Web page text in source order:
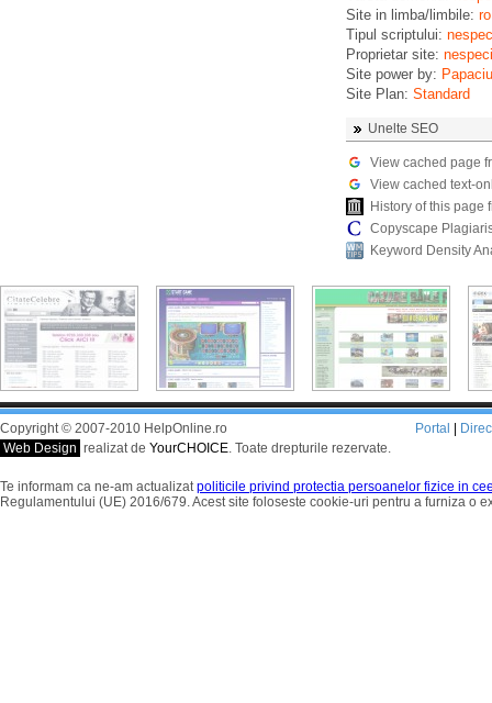
Site in limba/limbile: ro
Tipul scriptului:
Proprietar site:
Site power by:
Site Plan: Standard
Unelte SEO
View cached page
View cached text-
History of this page
Copyscape
Keyword Density
Copyright © 2007-2010 HelpOnline.ro
Web Design realizat de YourCHOICE. Toate drepturile rezervate.
Portal
Te informam ca ne-am actualizatpoliticile privind protectia persoanelor fizice in
Regulamentului (UE) 2016/679. Acest site foloseste cookie-uri pentru a furniza o